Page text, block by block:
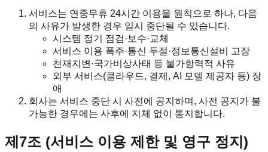
서비스는 연중무휴 24시간 이용을 원칙으로 하나, 다음
의 사유가 발생한 경우 일시 중단될 수 있습니다.
시스템 정기 점검·보수·교체
서비스 이용 폭주·통신 두절·정보통신설비 고장
천재지변·국가비상사태 등 불가항력적 사유
외부 서비스(클라우드, 결제, AI 모델 제공자 등) 장
애
회사는 서비스 중단 시 사전에 공지하며, 사전 공지가 불
가능한 경우에는 사후에 지체 없이 통지합니다.
제7조 (서비스 이용 제한 및 영구 정지)